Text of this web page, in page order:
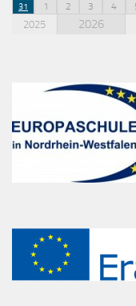
31
1 2 3 4
2025 2026